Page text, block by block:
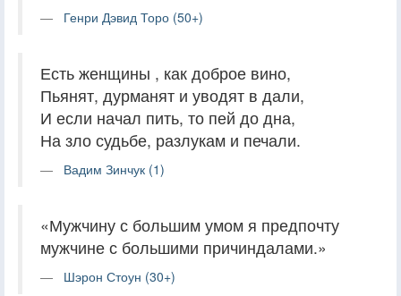
Генри Дэвид Торо (50+)
Есть женщины , как доброе вино,
Пьянят, дурманят и уводят в дали,
И если начал пить, то пей до дна,
На зло судьбе, разлукам и печали.
Вадим Зинчук (1)
«Мужчину с большим умом я предпочту
мужчине с большими причиндалами.»
Шэрон Стоун (30+)